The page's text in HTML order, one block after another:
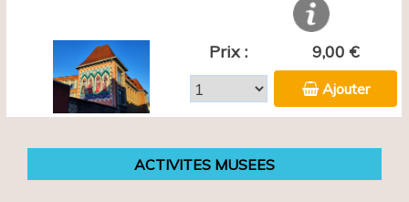
Prix : 9,00 €
Ajouter
ACTIVITES MUSEES